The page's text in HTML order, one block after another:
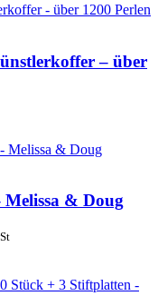
– über
& Doug